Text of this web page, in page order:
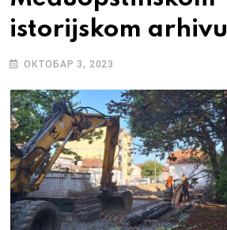
istorijskom arhivu
ОКТОБАР 3, 2023